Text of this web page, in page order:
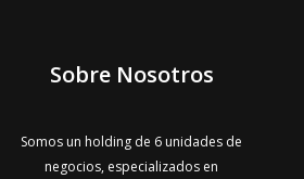
Sobre Nosotros
Somos un holding de 6 unidades de
negocios, especializados en